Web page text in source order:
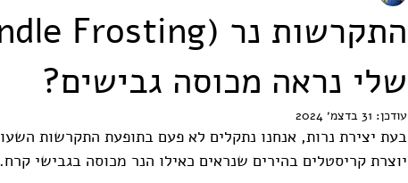
שלי נראה מכוסה גבישים?
עודכן: 31 בדצמ׳ 2024
יוצרת קריסטלים בהירים שנראים כאילו הנר מכוסה בגבישי קרח.